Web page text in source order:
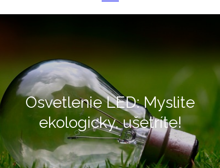
Osvetlenie LED: Myslite
ekologicky, ušetríte!